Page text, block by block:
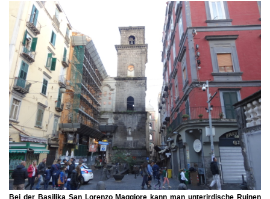
Bei der Basilika San Lorenzo Maggiore kann manunterirdische Ruinen